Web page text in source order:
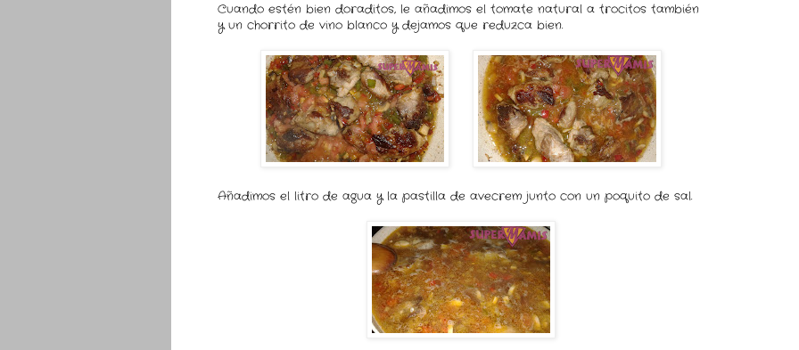
Cuando estén bien doraditos, le añadimos el tomate natural a trocitos también
y un chorrito de vino blanco y dejamos que reduzca bien.
Añadimos el litro de agua y la pastilla de avecrem junto con un poquito de sal.